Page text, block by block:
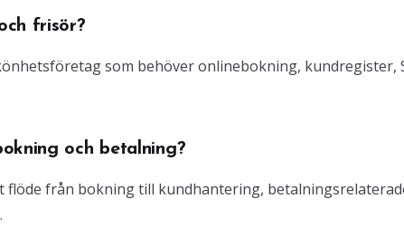
frisör?
som behöver onlinebokning, kundregister,
och betalning?
från bokning till kundhantering,